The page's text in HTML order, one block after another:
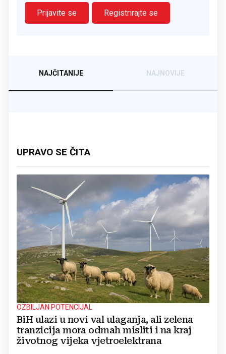
Prijavite se
Registrirajte se
NAJČITANIJE NAJNOVIJE
UPRAVO SE ČITA
OZBILJAN POTENCIJAL
BiH ulazi u novi val ulaganja, ali zelena
tranzicija mora odmah misliti i na kraj
životnog vijeka vjetroelektrana